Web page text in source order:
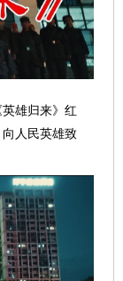
雄归来》红
人民英雄致